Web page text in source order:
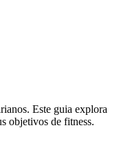
Este guia explora
objetivos de fitness.